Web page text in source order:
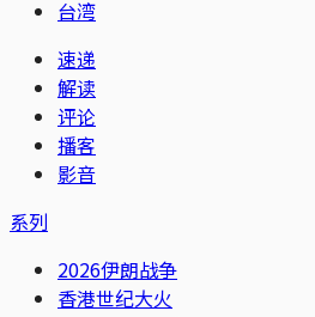
台湾
速递
解读
评论
播客
影音
系列
2026伊朗战争
香港世纪大火